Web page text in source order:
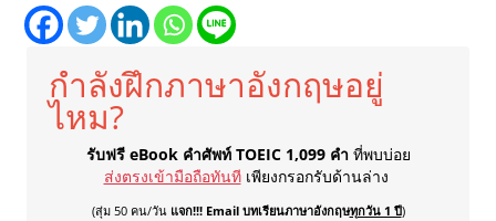
กำลังฝึกภาษาอังกฤษอยู่
ไหม?
รับฟรี eBook คำศัพท์ TOEIC 1,099 คำ ที่พบบ่อย
ส่งตรงเข้ามือถือทันที เพียงกรอกรับด้านล่าง
(สุ่ม 50 คน/วัน แจก!!! Email บทเรียนภาษาอังกฤษทุกวัน 1 ปี)